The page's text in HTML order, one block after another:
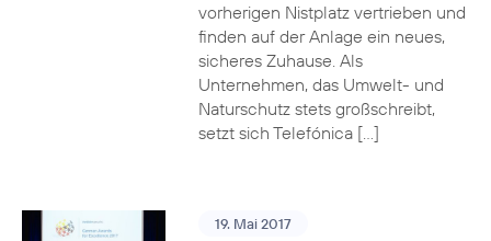
vorherigen Nistplatz vertrieben und
finden auf der Anlage ein neues,
sicheres Zuhause. Als
Unternehmen, das Umwelt- und
Naturschutz stets großschreibt,
setzt sich Telefónica […]
19. Mai 2017